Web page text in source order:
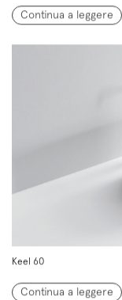
Continua a leggere
Keel 60
Continua a leggere